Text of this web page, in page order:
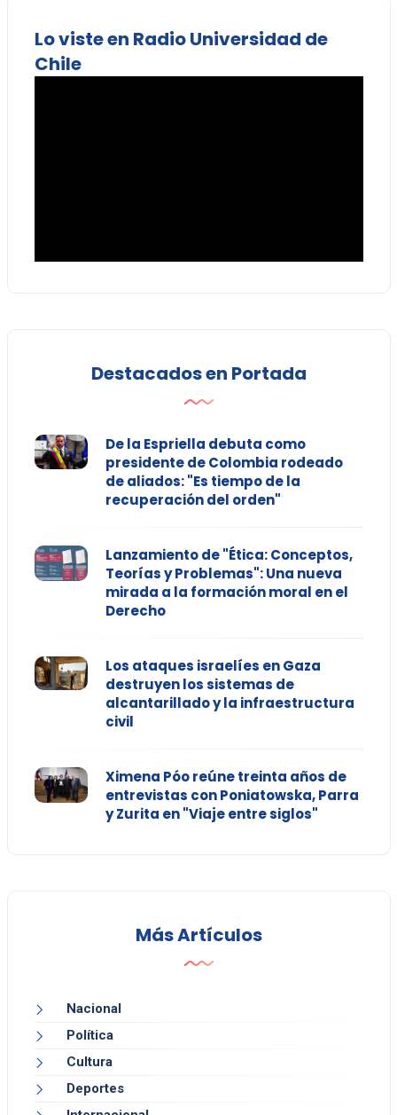
Lo viste en Radio Universidad de
Chile
Destacados en Portada
De la Espriella debuta como
presidente de Colombia rodeado
de aliados: "Es tiempo de la
recuperación del orden"
Lanzamiento de "Ética: Conceptos,
Teorías y Problemas": Una nueva
mirada a la formación moral en el
Derecho
Los ataques israelíes en Gaza
destruyen los sistemas de
alcantarillado y la infraestructura
civil
Ximena Póo reúne treinta años de
entrevistas con Poniatowska, Parra
y Zurita en "Viaje entre siglos"
Más Artículos
Nacional
Política
Cultura
Deportes